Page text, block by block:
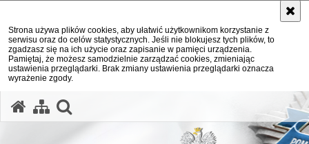
Strona używa plików cookies, aby ułatwić użytkownikom korzystanie z
serwisu oraz do celów statystycznych. Jeśli nie blokujesz tych plików, to
zgadzasz się na ich użycie oraz zapisanie w pamięci urządzenia.
Pamiętaj, że możesz samodzielnie zarządzać cookies, zmieniając
ustawienia przeglądarki. Brak zmiany ustawienia przeglądarki oznacza
wyrażenie zgody.